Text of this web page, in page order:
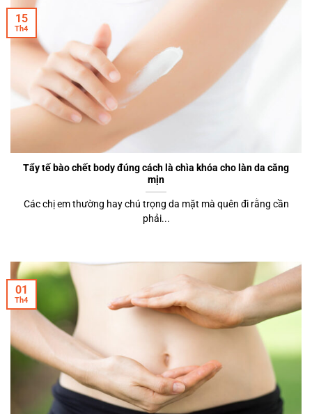
Tẩy tế bào chết body đúng cách là chìa khóa cho làn da căng
mịn
Các chị em thường hay chú trọng da mặt mà quên đi rằng cần
phải...
15
Th4
01
Th4